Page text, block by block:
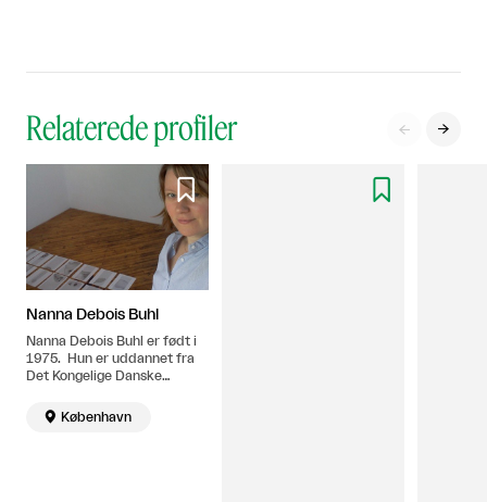
Relaterede profiler  

Nanna Debois Buhl
Nanna Debois Buhl er født i
1975. Hun er uddannet fra
Det Kongelige Danske
deltaget i The Whitney
Independent Study Program
 København
